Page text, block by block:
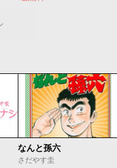
なんと孫六
さだやす圭